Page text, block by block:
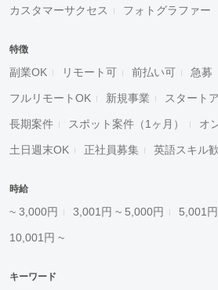
カスタマーサクセス フォトグラファー
特徴
副業OK リモート可 前払い可 急募
フルリモートOK 新規事業 スタート
長期案件 スポット案件（1ヶ月） オ
土日週末OK 正社員募集 英語スキル
時給
~ 3,000円 3,001円 ~ 5,000円 5,001
10,001円 ~
キーワード